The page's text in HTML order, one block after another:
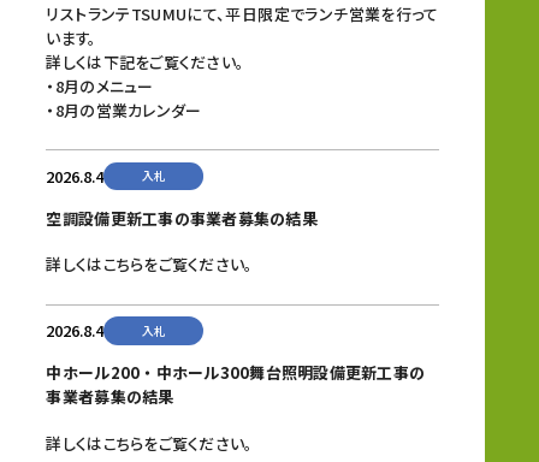
リストランテTSUMUにて、平日限定でランチ営業を行って
います。
詳しくは下記をご覧ください。
・8月のメニュー
・8月の営業カレンダー
2026.8.4 入札
空調設備更新工事の事業者募集の結果
詳しくはこちらをご覧ください。
2026.8.4 入札
中ホール200・中ホール300舞台照明設備更新工事の
事業者募集の結果
詳しくはこちらをご覧ください。